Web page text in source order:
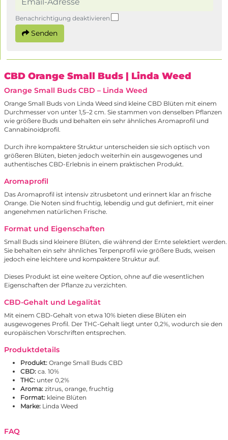
Benachrichtigung deaktivieren
Senden
CBD Orange Small Buds | Linda Weed
Orange Small Buds CBD – Linda Weed
Orange Small Buds von Linda Weed sind kleine CBD Blüten mit einem
Durchmesser von unter 1,5–2 cm. Sie stammen von denselben Pflanzen
wie größere Buds und behalten ein sehr ähnliches Aromaprofil und
Cannabinoidprofil.
Durch ihre kompaktere Struktur unterscheiden sie sich optisch von
größeren Blüten, bieten jedoch weiterhin ein ausgewogenes und
authentisches CBD-Erlebnis in einem praktischen Produkt.
Aromaprofil
Das Aromaprofil ist intensiv zitrusbetont und erinnert klar an frische
Orange. Die Noten sind fruchtig, lebendig und gut definiert, mit einer
angenehmen natürlichen Frische.
Format und Eigenschaften
Small Buds sind kleinere Blüten, die während der Ernte selektiert werden.
Sie behalten ein sehr ähnliches Terpenprofil wie größere Buds, weisen
jedoch eine leichtere und kompaktere Struktur auf.
Dieses Produkt ist eine weitere Option, ohne auf die wesentlichen
Eigenschaften der Pflanze zu verzichten.
CBD-Gehalt und Legalität
Mit einem CBD-Gehalt von etwa 10% bieten diese Blüten ein
ausgewogenes Profil. Der THC-Gehalt liegt unter 0,2%, wodurch sie den
europäischen Vorschriften entsprechen.
Produktdetails
Produkt: Orange Small Buds CBD
CBD: ca. 10%
THC: unter 0,2%
Aroma: zitrus, orange, fruchtig
Format: kleine Blüten
Marke: Linda Weed
FAQ